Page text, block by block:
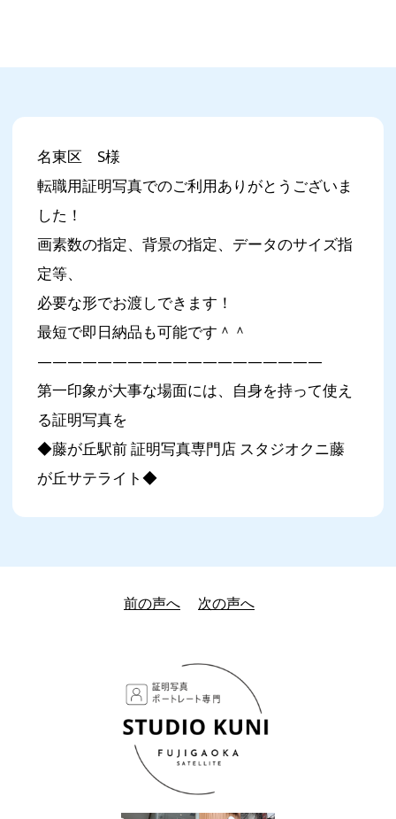
名東区 S様
転職用証明写真でのご利用ありがとうございま
した！
画素数の指定、背景の指定、データのサイズ指
定等、
必要な形でお渡しできます！
最短で即日納品も可能です＾＾
———————————————————
第一印象が大事な場面には、自身を持って使え
る証明写真を
◆藤が丘駅前 証明写真専門店 スタジオクニ藤
が丘サテライト◆
前の声へ 次の声へ